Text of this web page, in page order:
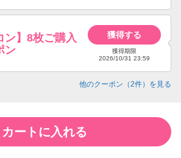
ン】8枚ご購入
ン
獲得する
獲得期限
2026/10/31 23:59
他のクーポン（2件）を見る
カートに入れる